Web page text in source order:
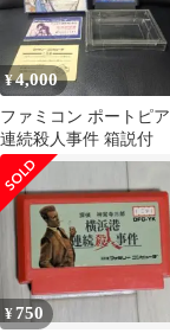
¥4,000
ファミコン ポートピア
連続殺人事件 箱説付
¥ 750